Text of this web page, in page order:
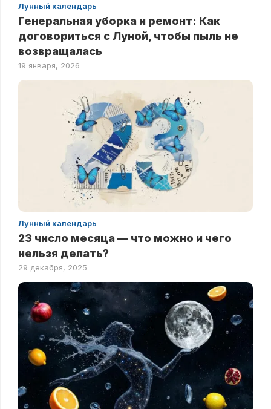
Лунный календарь
Генеральная уборка и ремонт: Как
договориться с Луной, чтобы пыль не
возвращалась
19 января, 2026
Лунный календарь
23 число месяца — что можно и чего
нельзя делать?
29 декабря, 2025